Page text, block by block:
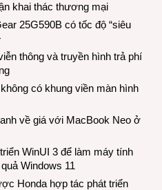
khai thác thương mại
25G590B có tốc độ “siêu
thông và truyền hình trả phí
có khung viền màn hình
về giá với MacBook Neo ở
WinUI 3 để làm máy tính
Windows 11
Honda hợp tác phát triển